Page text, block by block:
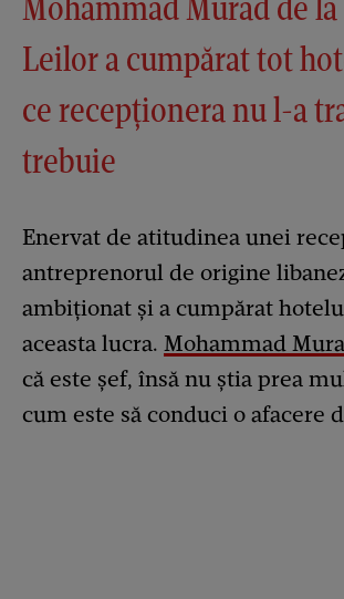
Leilor a cumpărat tot
ce recepționera nu l-a
trebuie
Enervat de atitudinea unei
antreprenorul de origine
ambiționat și a cumpărat
aceasta lucra. Mohammad
că este șef, însă nu știa prea
cum este să conduci o afacere